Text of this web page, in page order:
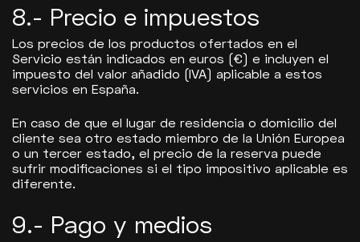
8.- Precio e impuestos
Los precios de los productos ofertados en el
Servicio están indicados en euros (€) e incluyen el
impuesto del valor añadido (IVA) aplicable a estos
servicios en España.
En caso de que el lugar de residencia o domicilio del
cliente sea otro estado miembro de la Unión Europea
o un tercer estado, el precio de la reserva puede
sufrir modificaciones si el tipo impositivo aplicable es
diferente.
9.- Pago y medios